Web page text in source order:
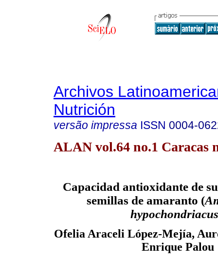
Archivos
Nutrición
versão impressa ISSN 0004-
ALAN vol.64 no.1 Caracas
Capacidad antioxidante de
semillas de amaranto (
hypochondriacus
Ofelia Araceli López-Mejía,
Enrique Palou